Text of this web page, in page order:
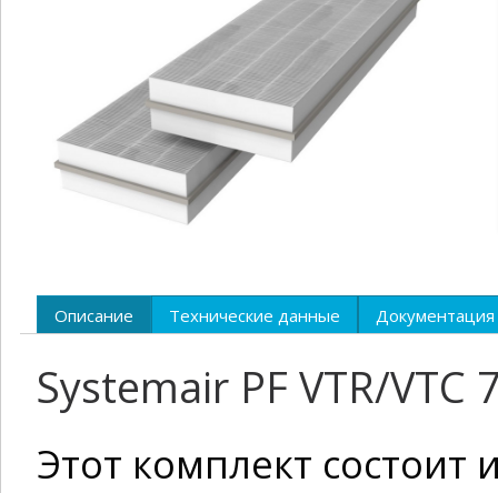
Описание Технические данные Документация
Systemair PF VTR/
Этот комплект